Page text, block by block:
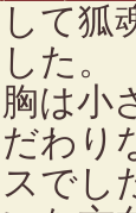
て狐
た。
は小
わり
でし